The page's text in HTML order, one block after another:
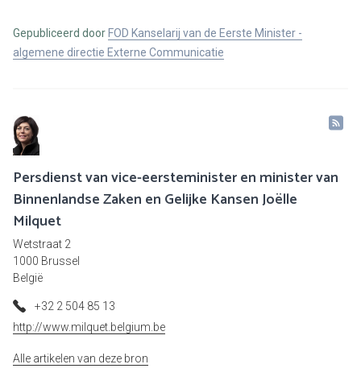
Gepubliceerd door FOD Kanselarij van de Eerste Minister -
algemene directie Externe Communicatie
Persdienst van vice-eersteminister en minister van
Binnenlandse Zaken en Gelijke Kansen Joëlle
Milquet
Wetstraat 2
1000 Brussel
België
+32 2 504 85 13
http://www.milquet.belgium.be
Alle artikelen van deze bron